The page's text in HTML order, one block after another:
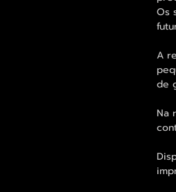
Os
A
de
Na